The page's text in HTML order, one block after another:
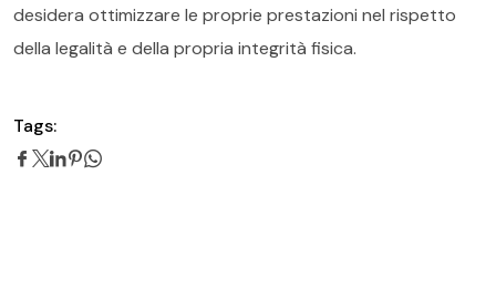
desidera ottimizzare le proprie prestazioni nel rispetto
della legalità e della propria integrità fisica.
Tags: